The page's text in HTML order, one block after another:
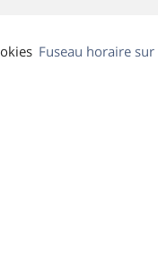
Fuseau horaire sur